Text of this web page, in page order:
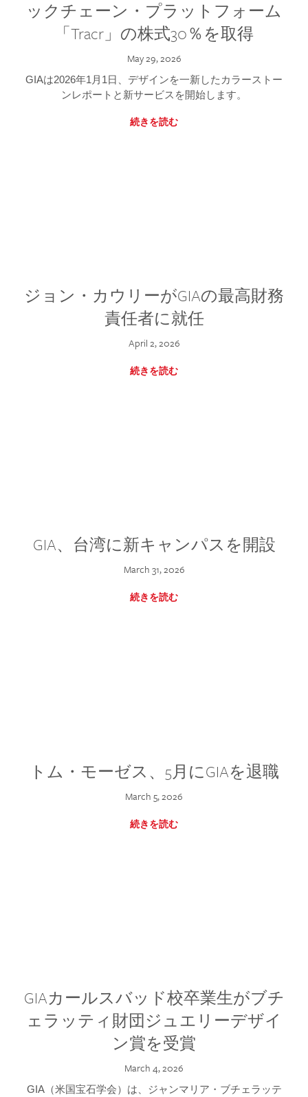
ックチェーン・プラットフォーム
「Tracr」の株式30％を取得
May 29, 2026
GIAは2026年1月1日、デザインを一新したカラーストー
ンレポートと新サービスを開始します。
続きを読む
ジョン・カウリーがGIAの最高財務
責任者に就任
April 2, 2026
続きを読む
GIA、台湾に新キャンパスを開設
March 31, 2026
続きを読む
トム・モーゼス、5月にGIAを退職
March 5, 2026
続きを読む
GIAカールスバッド校卒業生がブチ
ェラッティ財団ジュエリーデザイ
ン賞を受賞
March 4, 2026
GIA（米国宝石学会）は、ジャンマリア・ブチェラッテ